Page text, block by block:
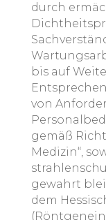
durch
bis auf
von
gemäß
Medizin“,
gewahrt
dem